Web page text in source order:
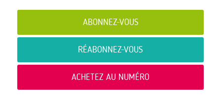
ABONNEZ-VOUS
RÉABONNEZ-VOUS
ACHETEZ AU NUMÉRO